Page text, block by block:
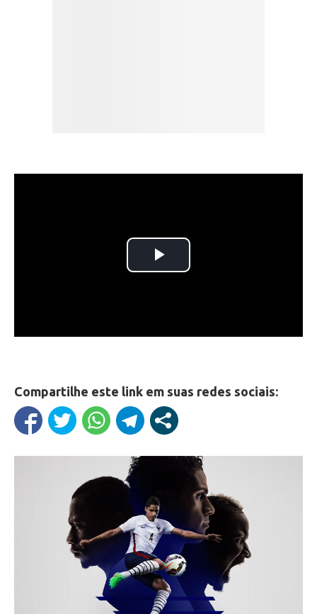
Compartilhe este link em suas redes sociais: